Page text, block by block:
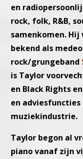
en
rock, folk, R&B,
samenkomen.
bekend als
rock/grungeband
is Taylor
en Black Rights
en adviesfuncties
muziekindustrie.
Taylor begon al
piano vanaf zijn